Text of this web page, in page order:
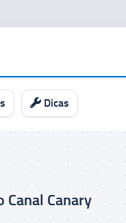
Dicas
Canary